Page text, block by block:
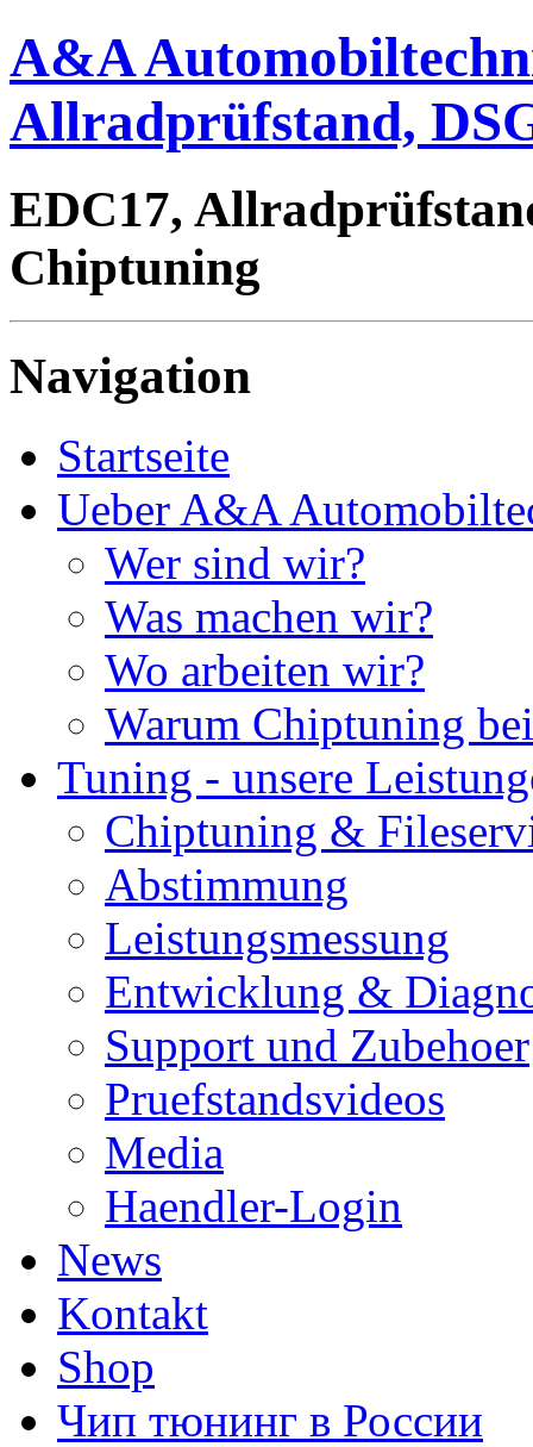
A&A
Allradprüfstand,
EDC17,
Chiptuning
Navigation
Startseite
Ueber A&A
Wer sind wir?
Was machen wir?
Wo arbeiten wir?
Warum Chiptuning
Tuning - unsere
Chiptuning &
Abstimmung
Leistungsmessung
Entwicklung &
Support und Zubehoer
Pruefstandsvideos
Media
Haendler-Login
News
Kontakt
Shop
Чип тюнинг в России